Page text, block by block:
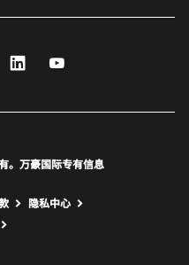
LinkedIn
。万豪国际专有信息
隐私中心
窗口